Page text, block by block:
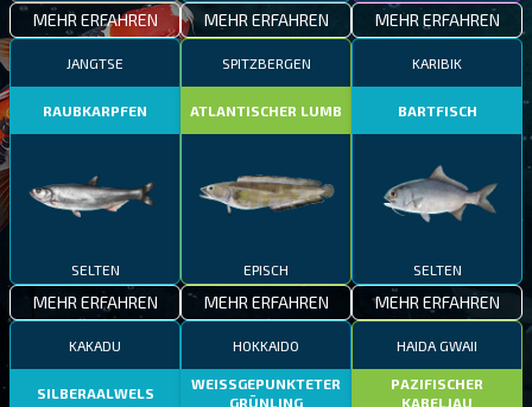
MEHR ERFAHREN MEHR ERFAHREN MEHR ERFAHREN
JANGTSE
RAUBKARPFEN
SELTEN
MEHR ERFAHREN
SPITZBERGEN
ATLANTISCHER LUMB
EPISCH
MEHR ERFAHREN
KARIBIK
BARTFISCH
SELTEN
MEHR ERFAHREN
KAKADU
SILBERAALWELS
HOKKAIDO
WEISSGEPUNKTETER
GRÜNLING
HAIDA GWAII
PAZIFISCHER
KABELJAU